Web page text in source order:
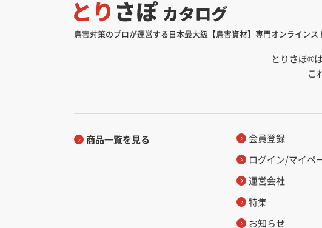
鳥害対策のプロが運営する日本最大級【鳥害資材】専門オンラインス
とりさぽ®
こ
商品一覧を見る
会員登録
ログイン/マイペ
運営会社
特集
お知らせ